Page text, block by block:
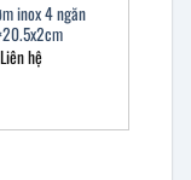
inox 4 ngăn
Liên hệ